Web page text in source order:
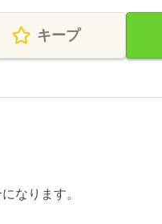
キープ
なります。